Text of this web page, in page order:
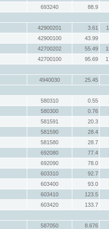
693240
88.9
42900201 3.61
42900100
43.99
42700202 55.49
42700100 95.69
4940030
25.45
580310 0.55
580300 0.76
581591 20.3
581590 28.4
581580 28.7
692080 77.4
692090
78.0
603310
92.7
603400
93.0
603410
123.5
603420
133.7
587050 8.676